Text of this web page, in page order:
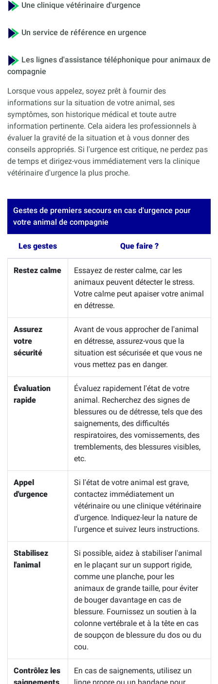
Une clinique vétérinaire d'urgence
Un service de référence en urgence
Les lignes d'assistance téléphonique pour animaux de
compagnie
Lorsque vous appelez, soyez prêt à fournir des
informations sur la situation de votre animal, ses
symptômes, son historique médical et toute autre
information pertinente. Cela aidera les professionnels à
évaluer la gravité de la situation et à vous donner des
conseils appropriés. Si l'urgence est critique, ne perdez pas
de temps et dirigez-vous immédiatement vers la clinique
vétérinaire d'urgence la plus proche.
Gestes de premiers secours en cas d'urgence pour
votre animal de compagnie
Les gestes Que faire ?
Restez calme
Essayez de rester calme, car les
animaux peuvent détecter le stress.
Votre calme peut apaiser votre animal
en détresse.
Assurez
votre
sécurité
Avant de vous approcher de l'animal
en détresse, assurez-vous que la
situation est sécurisée et que vous ne
vous mettez pas en danger.
Évaluation
rapide
Évaluez rapidement l'état de votre
animal. Recherchez des signes de
blessures ou de détresse, tels que des
saignements, des difficultés
respiratoires, des vomissements, des
tremblements, des blessures visibles,
etc.
Appel
d'urgence
Si l'état de votre animal est grave,
contactez immédiatement un
vétérinaire ou une clinique vétérinaire
d'urgence. Indiquez-leur la nature de
l'urgence et suivez leurs instructions.
Stabilisez
l'animal
Si possible, aidez à stabiliser l'animal
en le plaçant sur un support rigide,
comme une planche, pour les
animaux de grande taille, pour éviter
de bouger davantage en cas de
blessure. Fournissez un soutien à la
colonne vertébrale et à la tête en cas
de soupçon de blessure du dos ou du
cou.
Contrôlez les
En cas de saignements, utilisez un